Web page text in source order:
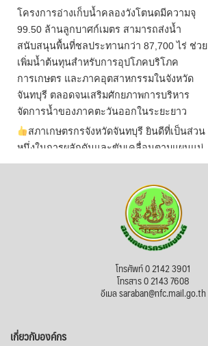
โครงการอ่างเก็บน้ำคลองวังโตนดมีความจุ
99.50 ล้านลูกบาศก์เมตร สามารถส่งน้ำ
สนับสนุนพื้นที่ชลประทานกว่า 87,700 ไร่ ช่วย
เพิ่มน้ำต้นทุนสำหรับการอุปโภคบริโภค
การเกษตร และภาคอุตสาหกรรมในจังหวัด
จันทบุรี ตลอดจนเสริมศักยภาพการบริหาร
จัดการน้ำของภาคตะวันออกในระยะยาว
สภาเกษตรกรจังหวัดจันทบุรี ยินดีที่เป็นส่วน
หนึ่งในการผลักดันและขับเคลื่อนตามแผนแม่
บทเพื่อพั ...See More
ไม่สามารถดูเนื้อหานี้ได้ในขณะนี้
สภาเกษตรกรแห่งชาติ
กรมการค้าต่างประเทศ กระทรวงพาณิชย์ เปิด
ไทยในช่วง 6 เดือนของปี 2569 (ม.ค.-มิ.ย.) มี
โทรศัพท์ 0 2142 3901
โทรสาร 0 2143 7608
อีเมล saraban@nfc.mail.go.th
เกี่ยวกับองค์กร